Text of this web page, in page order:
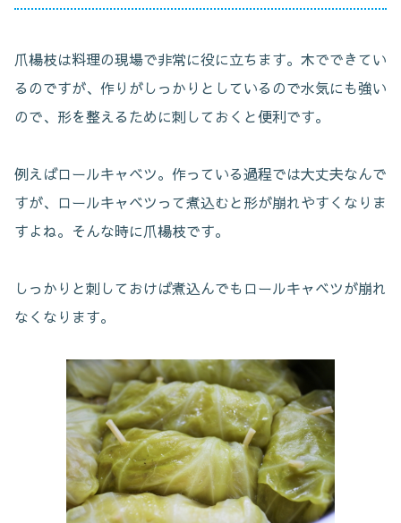
爪楊枝は料理の現場で非常に役に立ちます。木でできてい
るのですが、作りがしっかりとしているので水気にも強い
ので、形を整えるために刺しておくと便利です。
例えばロールキャベツ。作っている過程では大丈夫なんで
すが、ロールキャベツって煮込むと形が崩れやすくなりま
すよね。そんな時に爪楊枝です。
しっかりと刺しておけば煮込んでもロールキャベツが崩れ
なくなります。